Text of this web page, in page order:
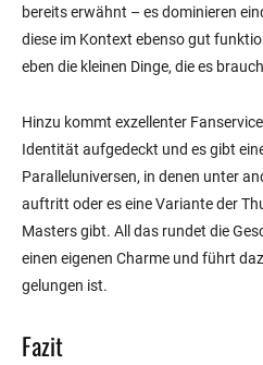
bereits erwähnt – es dominieren
diese im Kontext ebenso gut
eben die kleinen Dinge, die es
Hinzu kommt exzellenter
Identität aufgedeckt und es gibt
Paralleluniversen, in denen unter
auftritt oder es eine Variante der
Masters gibt. All das rundet die
einen eigenen Charme und führt
gelungen ist.
Fazit